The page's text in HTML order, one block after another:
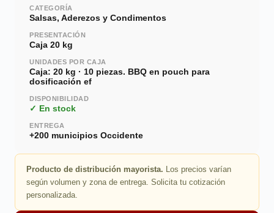
CATEGORÍA
Salsas, Aderezos y Condimentos
PRESENTACIÓN
Caja 20 kg
UNIDADES POR CAJA
Caja: 20 kg · 10 piezas. BBQ en pouch para
dosificación ef
DISPONIBILIDAD
✓ En stock
ENTREGA
+200 municipios Occidente
Producto de distribución mayorista. Los precios varían
según volumen y zona de entrega. Solicita tu cotización
personalizada.